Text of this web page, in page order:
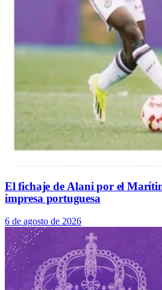
El fichaje de Alani por el
impresa portuguesa
6 de agosto de 2026